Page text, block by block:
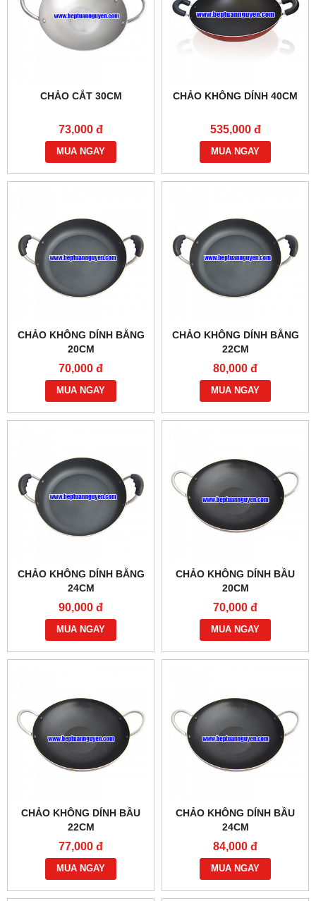
CHẢO CẮT 30CM
73,000 đ
MUA NGAY
CHẢO KHÔNG DÍNH 40CM
535,000 đ
MUA NGAY
CHẢO KHÔNG DÍNH BẰNG
20CM
70,000 đ
MUA NGAY
CHẢO KHÔNG DÍNH BẰNG
22CM
80,000 đ
MUA NGAY
CHẢO KHÔNG DÍNH BẰNG
24CM
90,000 đ
MUA NGAY
CHẢO KHÔNG DÍNH BẦU
20CM
70,000 đ
MUA NGAY
CHẢO KHÔNG DÍNH BẦU
22CM
77,000 đ
MUA NGAY
CHẢO KHÔNG DÍNH BẦU
24CM
84,000 đ
MUA NGAY